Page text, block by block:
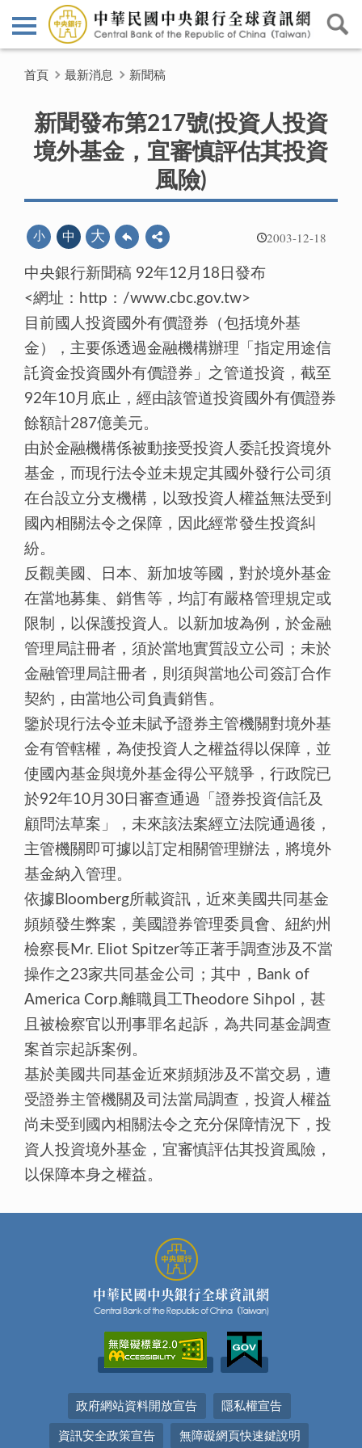
首頁 最新消息 新聞稿
新聞發布第217號(投資人投資
境外基金，宜審慎評估其投資
風險)
2003-12-18
小 中 大
中央銀行新聞稿 92年12月18日發布
<網址：http：/www.cbc.gov.tw>
目前國人投資國外有價證券（包括境外基
金），主要係透過金融機構辦理「指定用途信
託資金投資國外有價證券」之管道投資，截至
92年10月底止，經由該管道投資國外有價證券
餘額計287億美元。
由於金融機構係被動接受投資人委託投資境外
基金，而現行法令並未規定其國外發行公司須
在台設立分支機構，以致投資人權益無法受到
國內相關法令之保障，因此經常發生投資糾
紛。
反觀美國、日本、新加坡等國，對於境外基金
在當地募集、銷售等，均訂有嚴格管理規定或
限制，以保護投資人。以新加坡為例，於金融
管理局註冊者，須於當地實質設立公司；未於
金融管理局註冊者，則須與當地公司簽訂合作
契約，由當地公司負責銷售。
鑒於現行法令並未賦予證券主管機關對境外基
金有管轄權，為使投資人之權益得以保障，並
使國內基金與境外基金得公平競爭，行政院已
於92年10月30日審查通過「證券投資信託及
顧問法草案」，未來該法案經立法院通過後，
主管機關即可據以訂定相關管理辦法，將境外
基金納入管理。
依據Bloomberg所載資訊，近來美國共同基金
頻頻發生弊案，美國證券管理委員會、紐約州
檢察長Mr. Eliot Spitzer等正著手調查涉及不當
操作之23家共同基金公司；其中，Bank of
America Corp.離職員工Theodore Sihpol，甚
且被檢察官以刑事罪名起訴，為共同基金調查
案首宗起訴案例。
基於美國共同基金近來頻頻涉及不當交易，遭
受證券主管機關及司法當局調查，投資人權益
尚未受到國內相關法令之充分保障情況下，投
資人投資境外基金，宜審慎評估其投資風險，
以保障本身之權益。
政府網站資料開放宣告 隱私權宣告
資訊安全政策宣告 無障礙網頁快速鍵說明